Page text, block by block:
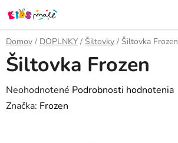
Prejsť
na
obsah
Domov / DOPLNKY / Šiltovky / Šiltovka Frozen
Šiltovka Frozen
Priemerné
hodnotenie
Neohodnotené Podrobnosti hodnotenia
Značka: Frozen